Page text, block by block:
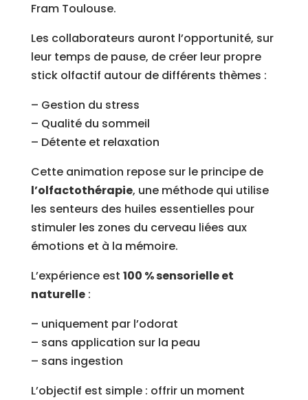
Fram Toulouse.
Les collaborateurs auront l’opportunité, sur
leur temps de pause, de créer leur propre
stick olfactif autour de différents thèmes :
– Gestion du stress
– Qualité du sommeil
– Détente et relaxation
Cette animation repose sur le principe de
l’olfactothérapie, une méthode qui utilise
les senteurs des huiles essentielles pour
stimuler les zones du cerveau liées aux
émotions et à la mémoire.
L’expérience est 100 % sensorielle et
naturelle:
– uniquement par l’odorat
– sans application sur la peau
– sans ingestion
L’objectif est simple : offrir un moment